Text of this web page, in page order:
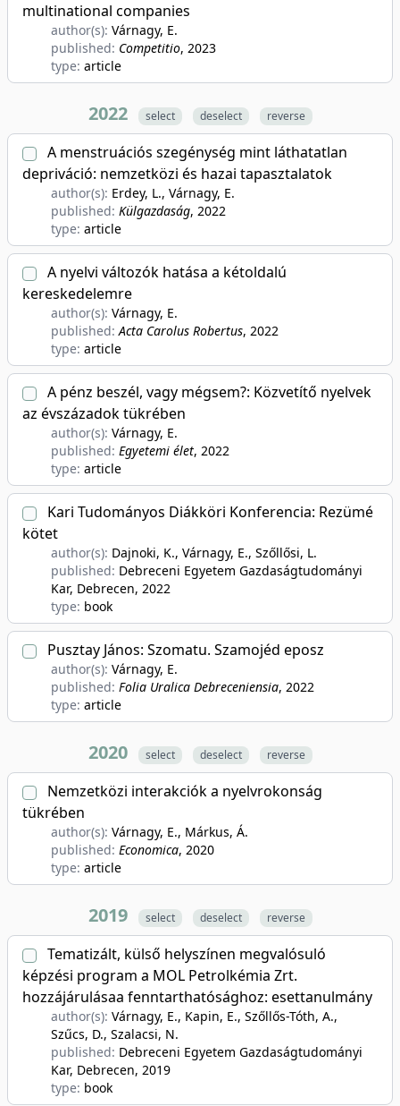
multinational companies
author(s): Várnagy, E.
published: Competitio, 2023
type: article
2022 select deselect reverse
A menstruációs szegénység mint láthatatlan
depriváció: nemzetközi és hazai tapasztalatok
author(s): Erdey, L., Várnagy, E.
published: Külgazdaság, 2022
type: article
A nyelvi változók hatása a kétoldalú
kereskedelemre
author(s): Várnagy, E.
published:Acta Carolus Robertus, 2022
type: article
A pénz beszél, vagy mégsem?: Közvetítő nyelvek
az évszázadok tükrében
author(s): Várnagy, E.
published: Egyetemi élet, 2022
type: article
Kari Tudományos Diákköri Konferencia: Rezümé
kötet
author(s): Dajnoki, K., Várnagy, E., Szőllősi, L.
published: Debreceni Egyetem Gazdaságtudományi
Kar, Debrecen, 2022
type: book
Pusztay János: Szomatu. Szamojéd eposz
author(s): Várnagy, E.
published: Folia Uralica Debreceniensia, 2022
type: article
2020 select deselect reverse
Nemzetközi interakciók a nyelvrokonság
tükrében
author(s): Várnagy, E., Márkus, Á.
published: Economica, 2020
type: article
2019 select deselect reverse
Tematizált, külső helyszínen megvalósuló
képzési program a MOL Petrolkémia Zrt.
hozzájárulásaa fenntarthatósághoz: esettanulmány
author(s): Várnagy, E., Kapin, E., Szőllős-Tóth, A.,
Szűcs, D., Szalacsi, N.
published: Debreceni Egyetem Gazdaságtudományi
Kar, Debrecen, 2019
type: book